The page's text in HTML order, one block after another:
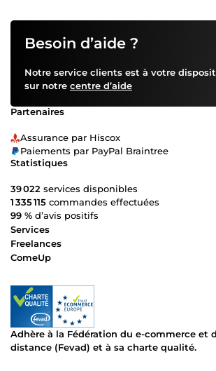
Besoin d’aide ?
Notre service clients est à votre
sur notre centre d’aide
Partenaires
Assurance par Hiscox
Paiements par PayPal Braintree
Statistiques
39 022 services disponibles
1 335 115 commandes effectuées
99 % d’avis positifs
Services
Freelances
ComeUp
Adhère à la Fédération du e-commerce et
distance (Fevad) et à sa charte qualité.